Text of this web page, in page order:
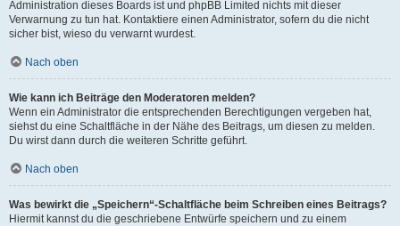
Administration dieses Boards ist und phpBB Limited nichts mit dieser
Verwarnung zu tun hat. Kontaktiere einen Administrator, sofern du die nicht
sicher bist, wieso du verwarnt wurdest.
Nach oben
Wie kann ich Beiträge den Moderatoren melden?
Wenn ein Administrator die entsprechenden Berechtigungen vergeben hat,
siehst du eine Schaltfläche in der Nähe des Beitrags, um diesen zu melden.
Du wirst dann durch die weiteren Schritte geführt.
Nach oben
Was bewirkt die „Speichern“-Schaltfläche beim Schreiben eines Beitrags?
Hiermit kannst du die geschriebene Entwürfe speichern und zu einem